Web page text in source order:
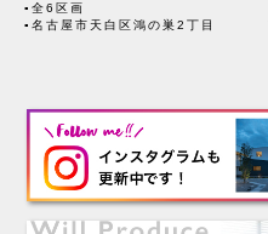
▪全6区画
▪名古屋市天白区鴻の巣2丁目